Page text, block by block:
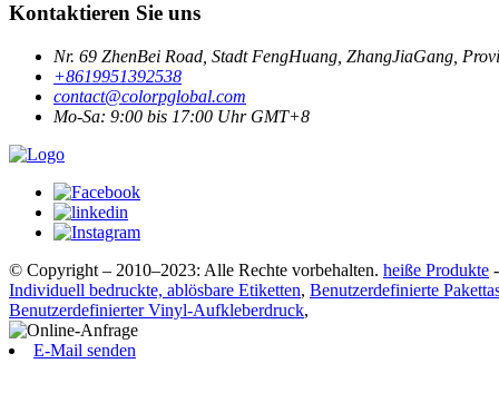
Kontaktieren Sie uns
Nr. 69 ZhenBei Road, Stadt FengHuang, ZhangJiaGang,
+8619951392538
contact@colorpglobal.com
Mo-Sa: 9:00 bis 17:00 Uhr GMT+8
© Copyright – 2010–2023: Alle Rechte vorbehalten. heiße Produkte
Individuell bedruckte, ablösbare Etiketten, Benutzerdefinierte
Benutzerdefinierter Vinyl-Aufkleberdruck,
E-Mail senden